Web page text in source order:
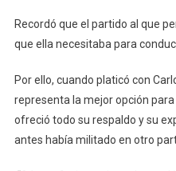
Recordó que el partido al que
que ella necesitaba para
Por ello, cuando platicó con
representa la mejor opción
ofreció todo su respaldo y su
antes había militado en otro